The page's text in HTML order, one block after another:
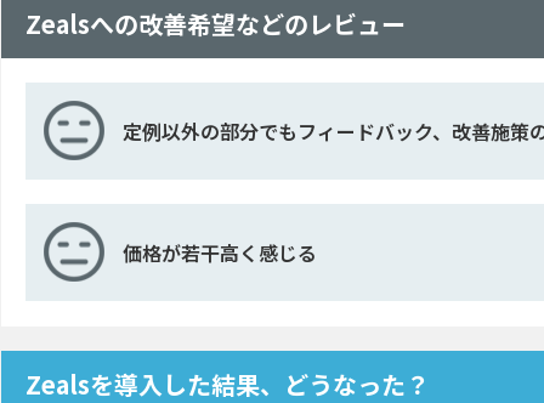
Zealsへの改善希望などのレビュー
定例以外の部分でもフィードバック、改善施策
価格が若干高く感じる
Zealsを導入した結果、どうなった？